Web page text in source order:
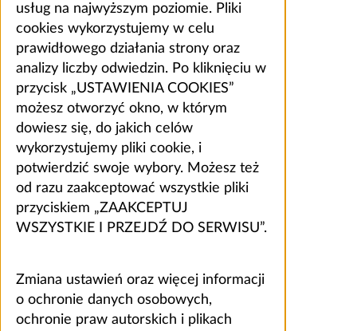
usług na najwyższym poziomie. Pliki
cookies wykorzystujemy w celu
prawidłowego działania strony oraz
analizy liczby odwiedzin. Po kliknięciu w
przycisk „USTAWIENIA COOKIES”
możesz otworzyć okno, w którym
dowiesz się, do jakich celów
wykorzystujemy pliki cookie, i
potwierdzić swoje wybory. Możesz też
od razu zaakceptować wszystkie pliki
przyciskiem „ZAAKCEPTUJ
WSZYSTKIE I PRZEJDŹ DO SERWISU”.
Zmiana ustawień oraz więcej informacji
o ochronie danych osobowych,
ochronie praw autorskich i plikach